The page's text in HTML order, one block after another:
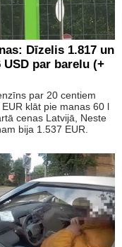
Dīzelis 1.817 un
USD par barelu (+
par 20 centiem
klāt pie manas 60 l
cenas Latvijā, Neste
bija 1.537 EUR.